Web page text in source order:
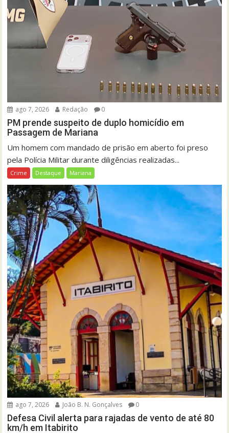
ago 7, 2026 Redação 0
PM prende suspeito de duplo homicídio em
Passagem de Mariana
Um homem com mandado de prisão em aberto foi preso
pela Polícia Militar durante diligências realizadas...
Crime Destaque Mariana
ago 7, 2026 João B. N. Gonçalves 0
Defesa Civil alerta para rajadas de vento de até 80
km/h em Itabirito